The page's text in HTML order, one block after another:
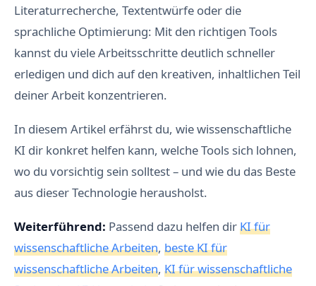
Literaturrecherche, Textentwürfe oder die
sprachliche Optimierung: Mit den richtigen Tools
kannst du viele Arbeitsschritte deutlich schneller
erledigen und dich auf den kreativen, inhaltlichen Teil
deiner Arbeit konzentrieren.
In diesem Artikel erfährst du, wie wissenschaftliche
KI dir konkret helfen kann, welche Tools sich lohnen,
wo du vorsichtig sein solltest – und wie du das Beste
aus dieser Technologie herausholst.
Weiterführend: Passend dazu helfen dirKI für
wissenschaftliche Arbeiten, beste KI für
wissenschaftliche Arbeiten, KI für wissenschaftliche